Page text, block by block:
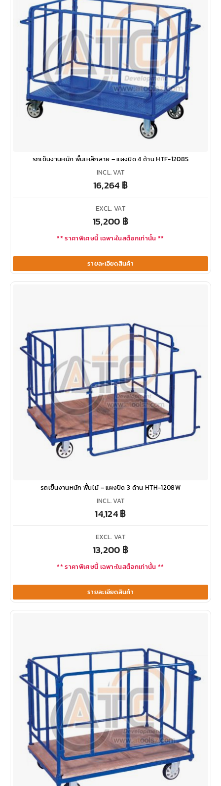
รถเข็นงานหนัก พื้นเหล็กลาย – แผงปิด 4 ด้าน HTF-1208S
INCL. VAT
16,264 ฿
EXCL. VAT
15,200 ฿
** ราคาพิเศษนี้ เฉพาะในสต็อกเท่านั้น **
รายละเอียดสินค้า
รถเข็นงานหนัก พื้นไม้ – แผงปิด 3 ด้าน HTH-1208W
INCL. VAT
14,124฿
EXCL. VAT
13,200 ฿
** ราคาพิเศษนี้ เฉพาะในสต็อกเท่านั้น **
รายละเอียดสินค้า